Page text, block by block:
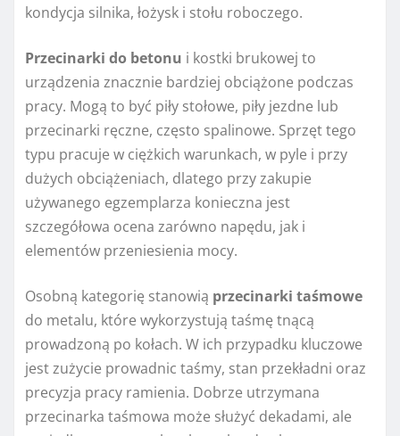
kondycja silnika, łożysk i stołu roboczego.
Przecinarki do betonu i kostki brukowej to
urządzenia znacznie bardziej obciążone podczas
pracy. Mogą to być piły stołowe, piły jezdne lub
przecinarki ręczne, często spalinowe. Sprzęt tego
typu pracuje w ciężkich warunkach, w pyle i przy
dużych obciążeniach, dlatego przy zakupie
używanego egzemplarza konieczna jest
szczegółowa ocena zarówno napędu, jak i
elementów przeniesienia mocy.
Osobną kategorię stanowią przecinarki taśmowe
do metalu, które wykorzystują taśmę tnącą
prowadzoną po kołach. W ich przypadku kluczowe
jest zużycie prowadnic taśmy, stan przekładni oraz
precyzja pracy ramienia. Dobrze utrzymana
przecinarka taśmowa może służyć dekadami, ale